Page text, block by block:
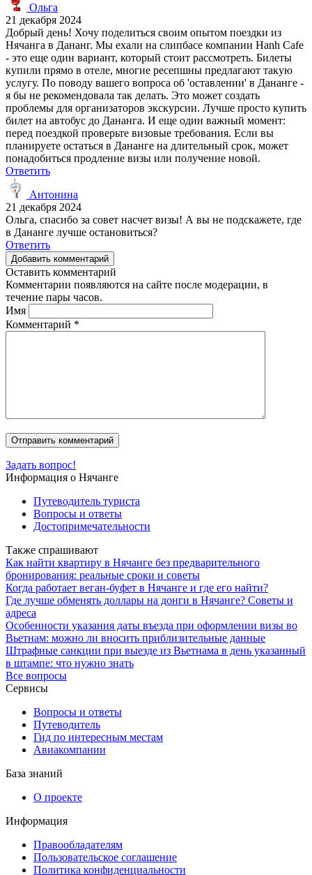
Ольга
21 декабря 2024
Добрый день! Хочу поделиться своим опытом поездки из
Нячанга в Дананг. Мы ехали на слипбасе компании Hanh Cafe
- это еще один вариант, который стоит рассмотреть. Билеты
купили прямо в отеле, многие ресепшны предлагают такую
услугу. По поводу вашего вопроса об 'оставлении' в Дананге -
я бы не рекомендовала так делать. Это может создать
проблемы для организаторов экскурсии. Лучше просто купить
билет на автобус до Дананга. И еще один важный момент:
перед поездкой проверьте визовые требования. Если вы
планируете остаться в Дананге на длительный срок, может
понадобиться продление визы или получение новой.
Ответить
Антонина
21 декабря 2024
Ольга, спасибо за совет насчет визы! А вы не подскажете, где
в Дананге лучше остановиться?
Ответить
Добавить комментарий
Оставить комментарий
Комментарии появляются на сайте после модерации, в
течение пары часов.
Имя
Комментарий *
Задать вопрос!
Информация о Нячанге
Путеводитель туриста
Вопросы и ответы
Достопримечательности
Также спрашивают
Как найти квартиру в Нячанге без предварительного
бронирования: реальные сроки и советы
Когда работает веган-буфет в Нячанге и где его найти?
Где лучше обменять доллары на донги в Нячанге? Советы и
адреса
Особенности указания даты въезда при оформлении визы во
Вьетнам: можно ли вносить приблизительные данные
Штрафные санкции при выезде из Вьетнама в день указанный
в штампе: что нужно знать
Все вопросы
Сервисы
Вопросы и ответы
Путеводитель
Гид по интересным местам
Авиакомпании
База знаний
О проекте
Информация
Правообладателям
Пользовательское соглашение
Политика конфиденциальности